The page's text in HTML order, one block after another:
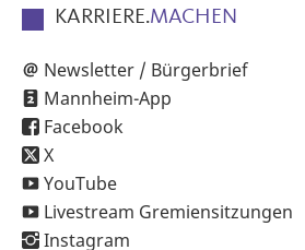
KARRIERE.MACHEN
Newsletter / Bürgerbrief
Mannheim-App
Facebook
X
YouTube
Livestream Gremiensitzungen
Instagram